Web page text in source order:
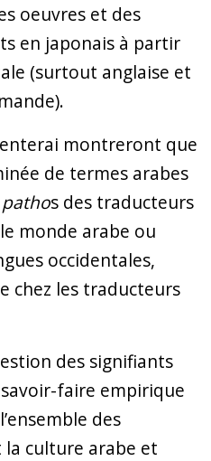
oeuvres et des
en japonais à partir
(surtout anglaise et
montreront que
de termes arabes
pathos des traducteurs
monde arabe ou
occidentales,
chez les traducteurs
des signifiants
faire empirique
des
culture arabe et